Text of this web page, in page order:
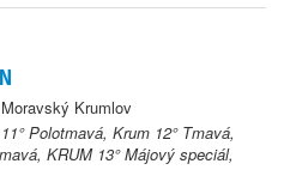
Krumlov
Polotmavá, Krum 12° Tmavá,
KRUM 13° Májový speciál,